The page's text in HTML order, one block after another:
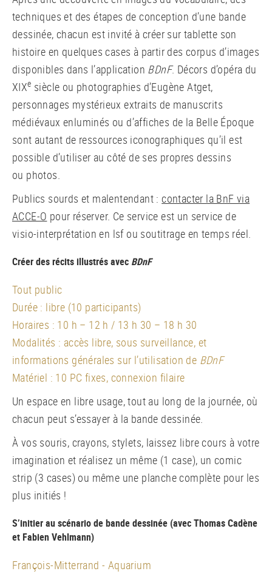
techniques et des étapes de conception d’une bande
dessinée, chacun est invité à créer sur tablette son
histoire en quelques cases à partir des corpus d’images
disponibles dans l’application BDnF. Décors d’opéra du
XIXe siècle ou photographies d’Eugène Atget,
personnages mystérieux extraits de manuscrits
médiévaux enluminés ou d’affiches de la Belle Époque
sont autant de ressources iconographiques qu’il est
possible d’utiliser au côté de ses propres dessins
ou photos.
Publics sourds et malentendant :contacter la BnF via
ACCE-O pour réserver. Ce service est un service de
visio-interprétation en lsf ou soutitrage en temps réel.
Créer des récits illustrés avec BDnF
Tout public
Durée : libre (10 participants)
Horaires : 10 h – 12 h / 13 h 30 – 18 h 30
Modalités : accès libre, sous surveillance, et
informations générales sur l’utilisation de BDnF
Matériel : 10 PC fixes, connexion filaire
Un espace en libre usage, tout au long de la journée, où
chacun peut s’essayer à la bande dessinée.
À vos souris, crayons, stylets, laissez libre cours à votre
imagination et réalisez un même (1 case), un comic
strip (3 cases) ou même une planche complète pour les
plus initiés !
S’initier au scénario de bande dessinée (avec Thomas Cadène
et Fabien Vehlmann)
François-Mitterrand - Aquarium